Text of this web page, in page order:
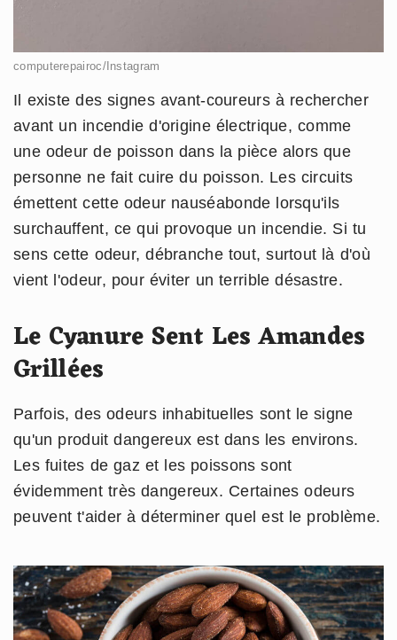
computerepairoc/Instagram
Il existe des signes avant-coureurs à rechercher
avant un incendie d'origine électrique, comme
une odeur de poisson dans la pièce alors que
personne ne fait cuire du poisson. Les circuits
émettent cette odeur nauséabonde lorsqu'ils
surchauffent, ce qui provoque un incendie. Si tu
sens cette odeur, débranche tout, surtout là d'où
vient l'odeur, pour éviter un terrible désastre.
Le Cyanure Sent Les Amandes
Grillées
Parfois, des odeurs inhabituelles sont le signe
qu'un produit dangereux est dans les environs.
Les fuites de gaz et les poissons sont
évidemment très dangereux. Certaines odeurs
peuvent t'aider à déterminer quel est le problème.